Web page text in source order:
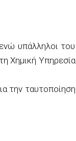
υπάλληλοι του
Χημική Υπηρεσία
την ταυτοποίηση